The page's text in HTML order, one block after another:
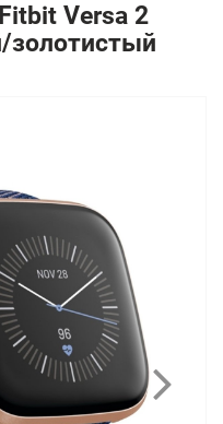
Versa 2
золотистый